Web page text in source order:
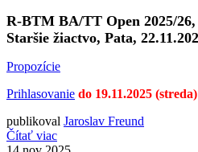
R-BTM BA/TT Open 2025/
Staršie žiactvo, Pata,
Propozície
Prihlasovanie do 19.11.2025 (streda)
publikoval Jaroslav Freund
Čítať viac